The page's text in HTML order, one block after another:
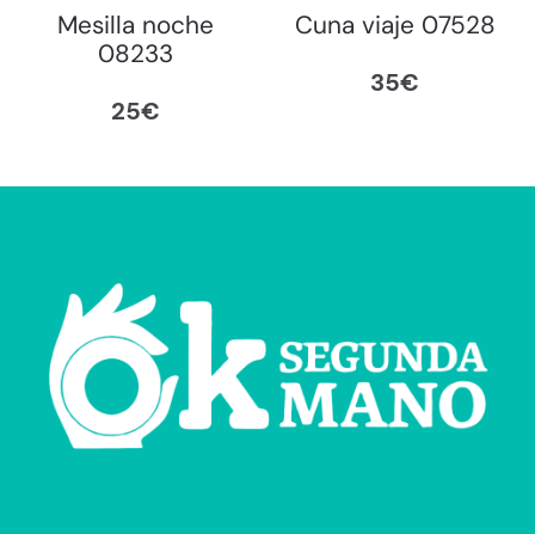
Mesilla noche
08233
25€
Cuna viaje 07528
35€